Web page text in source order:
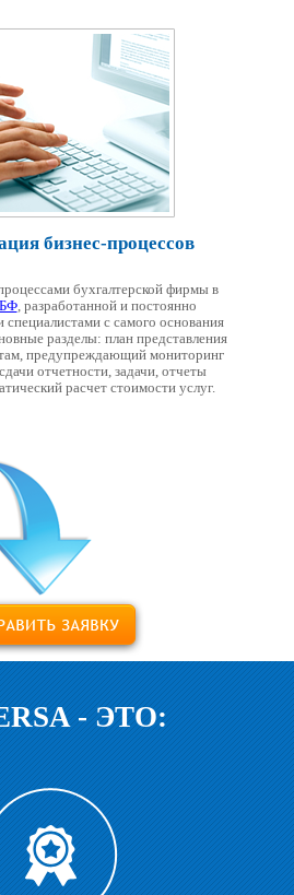
бизнес-процессов
бухгалтерской фирмы в
, разработанной и постоянно
с самого основания
разделы: план представления
предупреждающий мониторинг
отчетности, задачи, отчеты
расчет стоимости услуг.
- ЭТО: